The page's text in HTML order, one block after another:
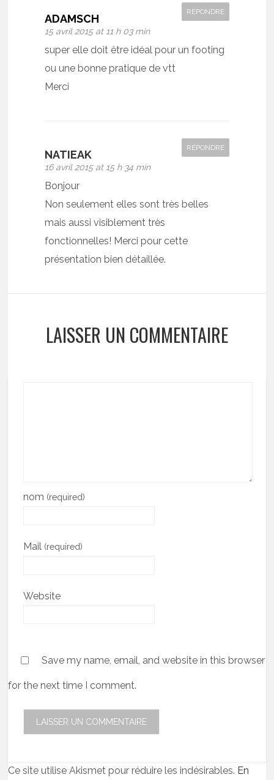
ADAMSCH
15 avril 2015 at 11 h 03 min
RÉPONDRE
super elle doit être idéal pour un footing
ou une bonne pratique de vtt
Merci
NATIEAK
16 avril 2015 at 15 h 34 min
RÉPONDRE
Bonjour
Non seulement elles sont très belles
mais aussi visiblement très
fonctionnelles! Merci pour cette
présentation bien détaillée.
LAISSER UN COMMENTAIRE
nom (required)
Mail (required)
Website
Save my name, email, and website in this browser
for the next time I comment.
Ce site utilise Akismet pour réduire les indésirables. En